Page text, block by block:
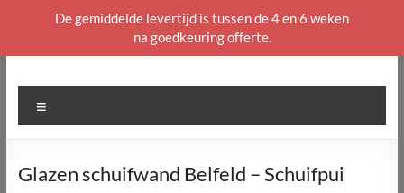
naar
Glazen schuifwand Belfeld – Schuifpui
De gemiddelde levertijd is tussen de 4 en 6 weken
na goedkeuring offerte.